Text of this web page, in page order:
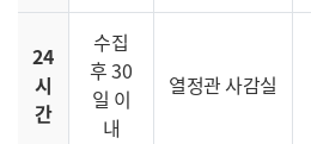
24
시
간
수집
후 30
일 이
내
열정관 사감실